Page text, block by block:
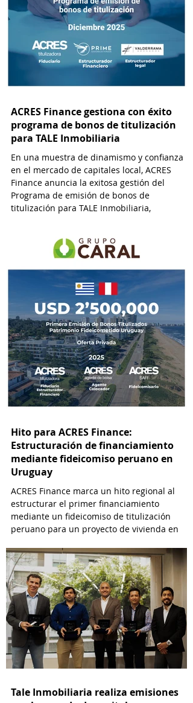
ACRES Finance gestiona con éxito
programa de bonos de titulización
para TALE Inmobiliaria
En una muestra de dinamismo y confianza
en el mercado de capitales local, ACRES
Finance anuncia la exitosa gestión del
Programa de emisión de bonos de
titulización para TALE Inmobiliaria,
Hito para ACRES Finance:
Estructuración de financiamiento
mediante fideicomiso peruano en
Uruguay
ACRES Finance marca un hito regional al
estructurar el primer financiamiento
mediante un fideicomiso de titulización
peruano para un proyecto de vivienda en
Tale Inmobiliaria realiza emisiones